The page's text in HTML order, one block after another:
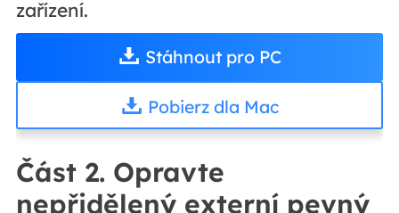
zařízení.
Stáhnout pro PC
Pobierz dla Mac
Část 2. Opravte
nepřidělený externí pevný